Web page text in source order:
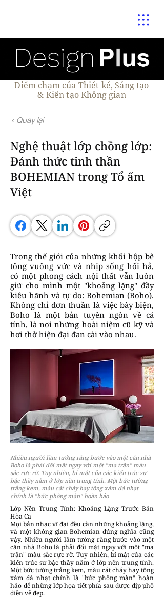
Điểm chạm của Thiết kế, Sáng tạo
& Kiến tạo Không gian
< Quay lại
Nghệ thuật lớp chồng lớp:
Đánh thức tinh thần
BOHEMIAN trong Tổ ấm
Việt
Trong thế giới của những khối hộp bê
tông vuông vức và nhịp sống hối hả,
có một phong cách nội thất vẫn luôn
giữ cho mình một "khoảng lặng" đầy
kiêu hãnh và tự do: Bohemian (Boho).
Không chỉ đơn thuần là việc bày biện,
Boho là một bản tuyên ngôn về cá
tính, là nơi những hoài niệm cũ kỹ và
hơi thở hiện đại đan cài vào nhau.
Nhiều người lầm tưởng rằng bước vào một căn nhà
Boho là phải đối mặt ngay với một "ma trận" màu
sắc rực rỡ. Tuy nhiên, bí mật của các kiến trúc sư
bậc thầy nằm ở lớp nền trung tính. Một bức tường
trắng kem, màu cát cháy hay tông xám đá nhạt
chính là "bức phông màn" hoàn hảo
Lớp Nền Trung Tính: Khoảng Lặng Trước Bản
Hòa Ca
Mọi bản nhạc vĩ đại đều cần những khoảng lặng,
và một không gian Bohemian đúng nghĩa cũng
vậy. Nhiều người lầm tưởng rằng bước vào một
căn nhà Boho là phải đối mặt ngay với một "ma
trận" màu sắc rực rỡ. Tuy nhiên, bí mật của các
kiến trúc sư bậc thầy nằm ở lớp nền trung tính.
Một bức tường trắng kem, màu cát cháy hay tông
xám đá nhạt chính là "bức phông màn" hoàn
hảo để những lớp họa tiết phía sau được dịp phô
diễn vẻ đẹp.